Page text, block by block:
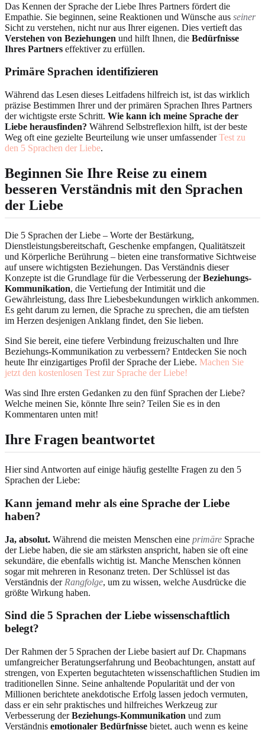
Das Kennen der Sprache der Liebe Ihres Partners fördert die
Empathie. Sie beginnen, seine Reaktionen und Wünsche aus seiner
Sicht zu verstehen, nicht nur aus Ihrer eigenen. Dies vertieft das
Verstehen von Beziehungen und hilft Ihnen, die Bedürfnisse
Ihres Partners effektiver zu erfüllen.
Primäre Sprachen identifizieren
Während das Lesen dieses Leitfadens hilfreich ist, ist das wirklich
präzise Bestimmen Ihrer und der primären Sprachen Ihres Partners
der wichtigste erste Schritt. Wie kann ich meine Sprache der
Liebe herausfinden? Während Selbstreflexion hilft, ist der beste
Weg oft eine gezielte Beurteilung wie unser umfassenderTest zu
den 5 Sprachen der Liebe.
Beginnen Sie Ihre Reise zu einem
besseren Verständnis mit den Sprachen
der Liebe
Die 5 Sprachen der Liebe – Worte der Bestärkung,
Dienstleistungsbereitschaft, Geschenke empfangen, Qualitätszeit
und Körperliche Berührung – bieten eine transformative Sichtweise
auf unsere wichtigsten Beziehungen. Das Verständnis dieser
Konzepte ist die Grundlage für die Verbesserung derBeziehungs-
Kommunikation, die Vertiefung der Intimität und die
Gewährleistung, dass Ihre Liebesbekundungen wirklich ankommen.
Es geht darum zu lernen, die Sprache zu sprechen, die am tiefsten
im Herzen desjenigen Anklang findet, den Sie lieben.
Sind Sie bereit, eine tiefere Verbindung freizuschalten und Ihre
Beziehungs-Kommunikation zu verbessern? Entdecken Sie noch
heute Ihr einzigartiges Profil der Sprache der Liebe. Machen Sie
jetzt den kostenlosen Test zur Sprache der Liebe!
Was sind Ihre ersten Gedanken zu den fünf Sprachen der Liebe?
Welche meinen Sie, könnte Ihre sein? Teilen Sie es in den
Kommentaren unten mit!
Ihre Fragen beantwortet
Hier sind Antworten auf einige häufig gestellte Fragen zu den 5
Sprachen der Liebe:
Kann jemand mehr als eine Sprache der Liebe
haben?
Ja, absolut. Während die meisten Menschen eine primäre Sprache
der Liebe haben, die sie am stärksten anspricht, haben sie oft eine
sekundäre, die ebenfalls wichtig ist. Manche Menschen können
sogar mit mehreren in Resonanz treten. Der Schlüssel ist das
Verständnis der Rangfolge, um zu wissen, welche Ausdrücke die
größte Wirkung haben.
Sind die 5 Sprachen der Liebe wissenschaftlich
belegt?
Der Rahmen der 5 Sprachen der Liebe basiert auf Dr. Chapmans
umfangreicher Beratungserfahrung und Beobachtungen, anstatt auf
strengen, von Experten begutachteten wissenschaftlichen Studien im
traditionellen Sinne. Seine anhaltende Popularität und der von
Millionen berichtete anekdotische Erfolg lassen jedoch vermuten,
dass er ein sehr praktisches und hilfreiches Werkzeug zur
Verbesserung derBeziehungs-Kommunikation und zum
Verständnis emotionaler Bedürfnisse bietet, auch wenn es keine